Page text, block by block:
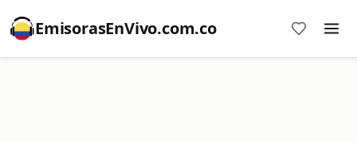
EmisorasEnVivo.com.co